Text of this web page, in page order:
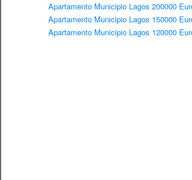
Apartamento Municipio Lagos 200000
Apartamento Municipio Lagos 150000
Apartamento Municipio Lagos 120000